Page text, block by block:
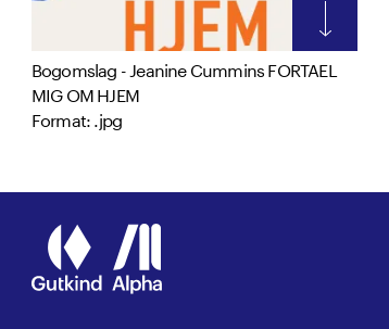
Bogomslag - Jeanine Cummins FORTAEL
MIG OM HJEM
Format: .jpg